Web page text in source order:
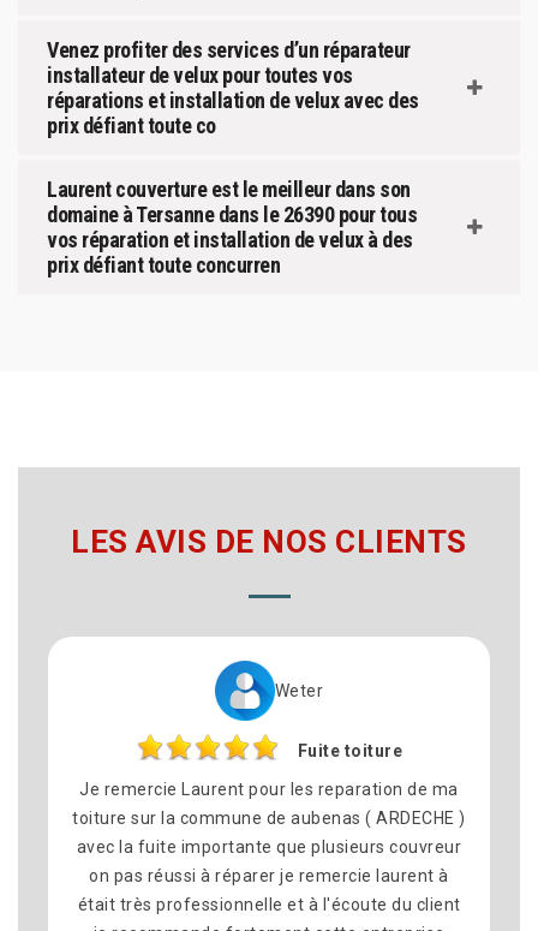
Venez profiter des services d’un réparateur
installateur de velux pour toutes vos
réparations et installation de velux avec des
prix défiant toute co
Laurent couverture est le meilleur dans son
domaine à Tersanne dans le 26390 pour tous
vos réparation et installation de velux à des
prix défiant toute concurren
LES AVIS DE NOS CLIENTS
Weter
Fuite toiture
Je remercie Laurent pour les reparation de ma
toiture sur la commune de aubenas ( ARDECHE )
avec la fuite importante que plusieurs couvreur
on pas réussi à réparer je remercie laurent à
était très professionnelle et à l'écoute du client